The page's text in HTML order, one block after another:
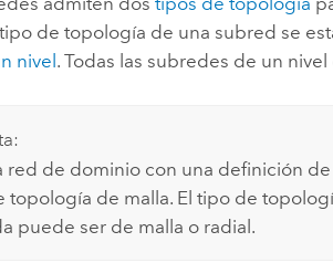
de topología de una subred se
nivel . Todas las subredes de un
red de dominio con una definición
topología de malla. El tipo de
puede ser de malla o radial.